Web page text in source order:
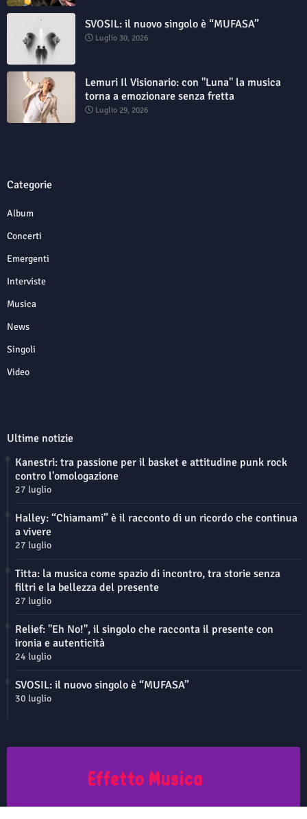
SVOSIL: il nuovo singolo è “MUFASA”
Luglio 30, 2026
Lemuri Il Visionario: con "Luna" la musica
torna a emozionare senza fretta
Luglio 29, 2026
Categorie
Album
Concerti
Emergenti
Interviste
Musica
News
Singoli
Video
Ultime notizie
Kanestri: tra passione per il basket e attitudine punk rock
contro l'omologazione
27 luglio
Halley: “Chiamami” è il racconto di un ricordo che continua
a vivere
27 luglio
Titta: la musica come spazio di incontro, tra storie senza
filtri e la bellezza del presente
27 luglio
Relief: "Eh No!", il singolo che racconta il presente con
ironia e autenticità
24 luglio
SVOSIL: il nuovo singolo è “MUFASA”
30 luglio